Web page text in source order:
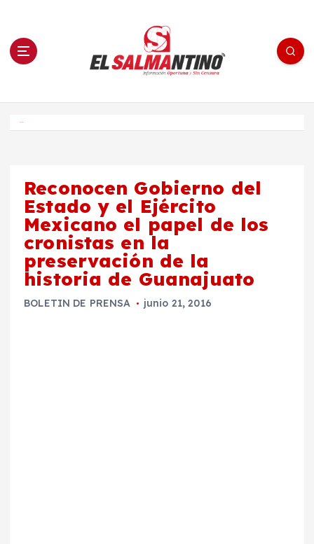
n El Salmantino - medios/noticias/editorial
Reconocen Gobierno del
Estado y el Ejército
Mexicano el papel de los
cronistas en la
preservación de la
historia de Guanajuato
BOLETIN DE PRENSA junio 21, 2016